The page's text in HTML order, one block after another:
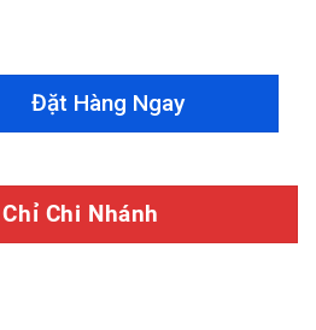
Toyota Camry 2008 - 2012
Đặt Hàng Ngay
Chi Nhánh